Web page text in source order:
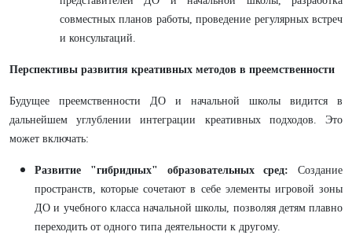
совместных планов работы, проведение регулярных встреч
и консультаций.
Перспективы развития креативных методов в преемственности
Будущее преемственности ДО и начальной школы видится в
дальнейшем углублении интеграции креативных подходов. Это
может включать:
Развитие "гибридных" образовательных сред: Создание
пространств, которые сочетают в себе элементы игровой зоны
ДО и учебного класса начальной школы, позволяя детям плавно
переходить от одного типа деятельности к другому.